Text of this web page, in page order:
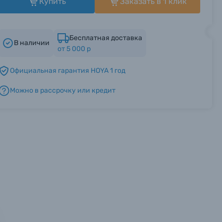
В наличии
Бесплатная доставка
от 5 000 р
Официальная гарантия HOYA 1 год
Можно в рассрочку или кредит